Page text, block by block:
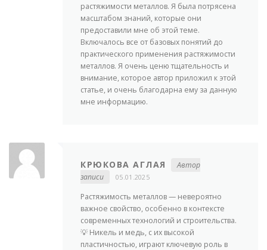
растяжимости металлов. Я была потрясена
масштабом знаний, которые они
предоставили мне об этой теме.
Включалось все от базовых понятий до
практического применения растяжимости
металлов. Я очень ценю тщательность и
внимание, которое автор приложил к этой
статье, и очень благодарна ему за данную
мне информацию.
КРЮКОВА АГЛАЯ
Автор
записи
05.01.2025
Растяжимость металлов — невероятно
важное свойство, особенно в контексте
современных технологий и строительства.
💡 Никель и медь, с их высокой
пластичностью, играют ключевую роль в